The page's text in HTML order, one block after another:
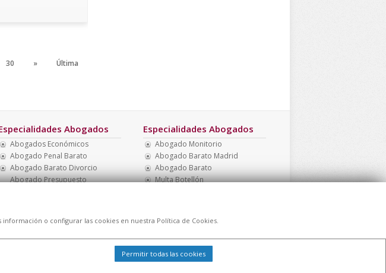
30 » Última
Abogados
Abogados Económicos
Abogado Penal Barato
Abogado Barato Divorcio
Abogado Presupuesto
Especialidades Abogados
Abogado Monitorio
Abogado Barato Madrid
Abogado Barato
Multa Botellón
o configurar las cookies en nuestra Política de Cookies.
Permitir todas las cookies